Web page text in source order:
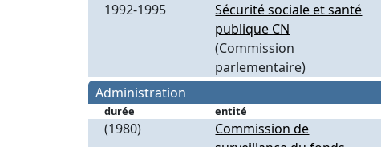
1992-1995
Sécurité sociale et santé
publique CN
(Commission
parlementaire)
Administration
durée entité
(1980)
Commission de